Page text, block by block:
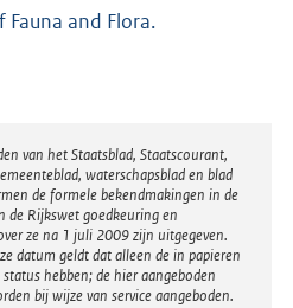
Fauna and Flora.
van het Staatsblad, Staatscourant,
waterschapsblad en blad
de formele bekendmakingen in de
de Rijkswet goedkeuring en
ze na 1 juli 2009 zijn uitgegeven.
datum geldt dat alleen de in papieren
hebben; de hier aangeboden
bij wijze van service aangeboden.